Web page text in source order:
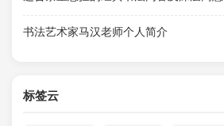
书法艺术家马汉老师个人简介
标签云